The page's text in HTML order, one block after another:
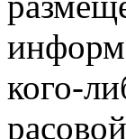
кого-